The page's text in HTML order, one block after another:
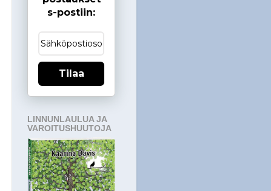
s-postiin:
Tilaa
LINNUNLAULUA JA
VAROITUSHUUTOJA